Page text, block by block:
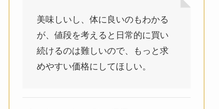
美味しいし、体に良いのもわかる
が、値段を考えると日常的に買い
続けるのは難しいので、もっと求
めやすい価格にしてほしい。